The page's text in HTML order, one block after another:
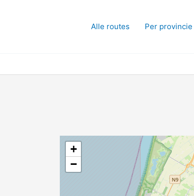
Alle routes Per provincie
+
−